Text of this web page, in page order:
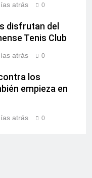
atrás 0
disfrutan del
Tenis Club
atrás 0
los
empieza en
atrás 0